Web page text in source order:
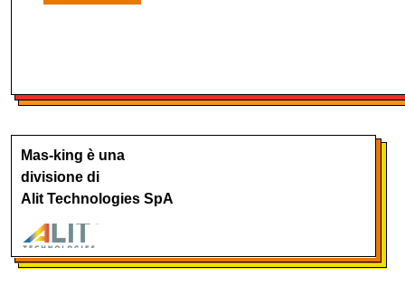
Mas-king è una
divisione di
Alit Technologies SpA